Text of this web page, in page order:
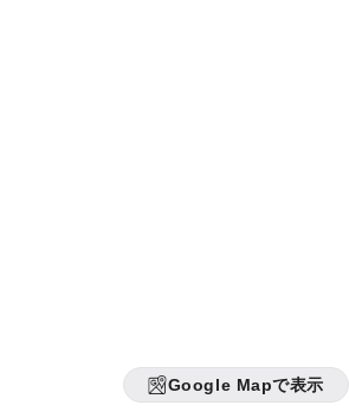
Google Mapで表示